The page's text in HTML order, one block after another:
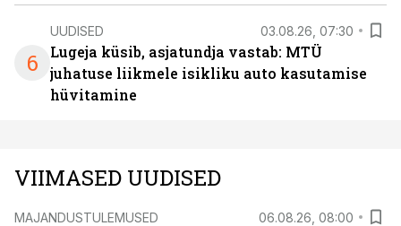
6
UUDISED 03.08.26, 07:30
Lugeja küsib, asjatundja vastab: MTÜ
juhatuse liikmele isikliku auto kasutamise
hüvitamine
VIIMASED UUDISED
MAJANDUSTULEMUSED 06.08.26, 08:00